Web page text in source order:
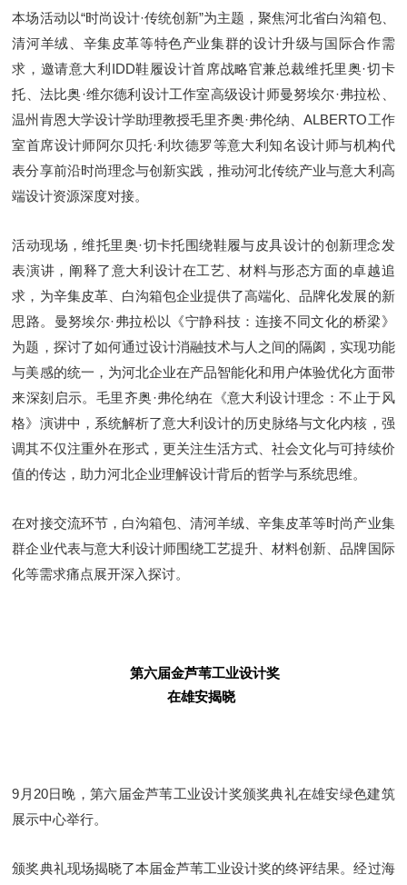
本场活动以“时尚设计·传统创新”为主题，聚焦河北省白沟箱包、
清河羊绒、辛集皮革等特色产业集群的设计升级与国际合作需
求，邀请意大利IDD鞋履设计首席战略官兼总裁维托里奥·切卡
托、法比奥·维尔德利设计工作室高级设计师曼努埃尔·弗拉松、
温州肯恩大学设计学助理教授毛里齐奥·弗伦纳、ALBERTO工作
室首席设计师阿尔贝托·利坎德罗等意大利知名设计师与机构代
表分享前沿时尚理念与创新实践，推动河北传统产业与意大利高
端设计资源深度对接。
活动现场，维托里奥·切卡托围绕鞋履与皮具设计的创新理念发
表演讲，阐释了意大利设计在工艺、材料与形态方面的卓越追
求，为辛集皮革、白沟箱包企业提供了高端化、品牌化发展的新
思路。曼努埃尔·弗拉松以《宁静科技：连接不同文化的桥梁》
为题，探讨了如何通过设计消融技术与人之间的隔阂，实现功能
与美感的统一，为河北企业在产品智能化和用户体验优化方面带
来深刻启示。毛里齐奥·弗伦纳在《意大利设计理念：不止于风
格》演讲中，系统解析了意大利设计的历史脉络与文化内核，强
调其不仅注重外在形式，更关注生活方式、社会文化与可持续价
值的传达，助力河北企业理解设计背后的哲学与系统思维。
在对接交流环节，白沟箱包、清河羊绒、辛集皮革等时尚产业集
群企业代表与意大利设计师围绕工艺提升、材料创新、品牌国际
化等需求痛点展开深入探讨。
第六届金芦苇工业设计奖
在雄安揭晓
9月20日晚，第六届金芦苇工业设计奖颁奖典礼在雄安绿色建筑
展示中心举行。
颁奖典礼现场揭晓了本届金芦苇工业设计奖的终评结果。经过海